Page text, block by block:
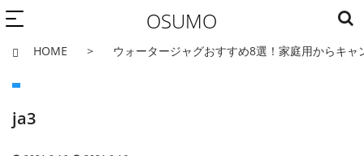
OSUMO
HOME ウォータージャグおすすめ8選！家庭用からキ
ja3